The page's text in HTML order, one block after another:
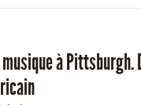
à Pittsburgh.